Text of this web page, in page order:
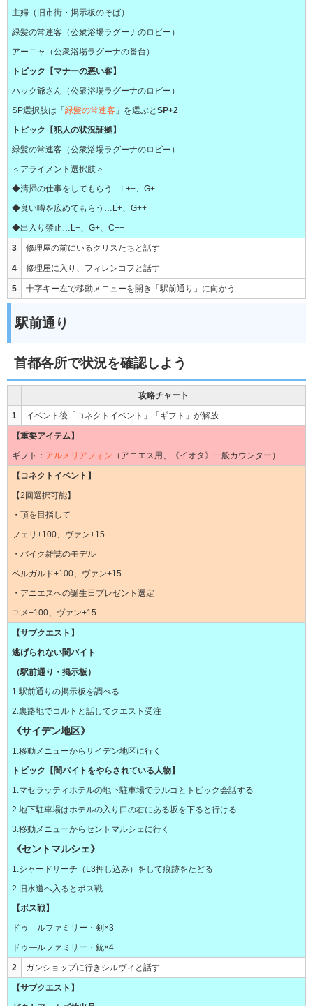
主婦（旧市街・掲示板のそば）
緑髪の常連客（公衆浴場ラグーナのロビー）
アーニャ（公衆浴場ラグーナの番台）
トピック【マナーの悪い客】
ハック爺さん（公衆浴場ラグーナのロビー）
SP選択肢は「 緑髪の常連客 」を選ぶと SP+2
トピック【犯人の状況証拠】
緑髪の常連客（公衆浴場ラグーナのロビー）
＜アライメント選択肢＞
◆清掃の仕事をしてもらう…L++、G+
◆良い噂を広めてもらう…L+、G++
◆出入り禁止…L+、G+、C++
3 修理屋の前にいるクリスたちと話す
4 修理屋に入り、フィレンコフと話す
5 十字キー左で移動メニューを開き「駅前通り」に向かう
駅前通り
首都各所で状況を確認しよう
攻略チャート
1 イベント後「コネクトイベント」「ギフト」が解放
【重要アイテム】
ギフト： アルメリアフォン （アニエス用、《イオタ》一般カウンター）
【コネクトイベント】
【2回選択可能】
・頂を目指して
フェリ+100、ヴァン+15
・バイク雑誌のモデル
ベルガルド+100、ヴァン+15
・アニエスへの誕生日プレゼント選定
ユメ+100、ヴァン+15
【サブクエスト】
逃げられない闇バイト
（駅前通り・掲示板）
1.駅前通りの掲示板を調べる
2.裏路地でコルトと話してクエスト受注
《サイデン地区》
1.移動メニューからサイデン地区に行く
トピック【闇バイトをやらされている人物】
1.マセラッティホテルの地下駐車場でラルゴとトピック会話する
2.地下駐車場はホテルの入り口の右にある坂を下ると行ける
3.移動メニューからセントマルシェに行く
《セントマルシェ》
1.シャードサーチ（L3押し込み）をして痕跡をたどる
2.旧水道へ入るとボス戦
【ボス戦】
ドゥ―ルファミリー・剣×3
ドゥ―ルファミリー・銃×4
2 ガンショップに行きシルヴィと話す
【サブクエスト】